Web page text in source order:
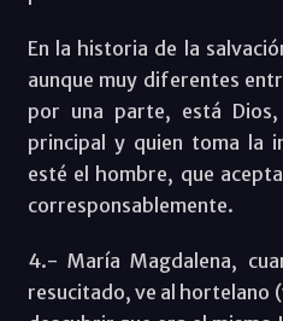
En la historia de la
aunque muy diferentes
por una parte, está
principal y quien toma la
esté el hombre, que
corresponsablemente.
4.- María Magdalena,
resucitado, ve al hortelano